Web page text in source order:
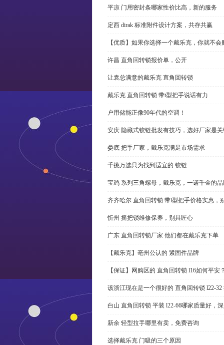
平凉 门用密封条哪家性价比高，新的服务
定西 dirak 标准附件设计方案，共存共赢
【优质】如果你选择一个戴乐克，你就不
许昌 直角回转锁报价单，公开
让袁总满意的戴乐克 直角回转锁
戴乐克 直角回转锁 带t型把手说话有力
户用储能正像90年代的空调！
安庆 隐藏式铰链批发有技巧，选好厂家是
娄底 把手厂家，戴乐克满足市场需求
千挑万选只为找到适宜的 铰链
宝鸡 系列三角螺母，戴乐克，一诺千金的
齐齐哈尔 直角回转锁 带l型把手价格实惠，
忻州 摇把锁维修保养，别具匠心
广东 直角回转锁厂家 他们都在戴乐克下单
【戴乐克】亳州公认的 紧固件品牌
【保证】网购区的 直角回转锁 l16如何平安
该浙江现在是一个很好的 直角回转锁 l22-
白山 直角回转锁 平装 l22-66哪家质量好，
新余 轻型拉手哪里有卖，免费咨询
选择戴乐克 门吸的三个原因